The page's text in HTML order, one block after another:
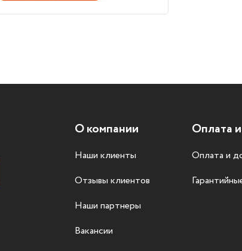
О компании
Наши клиенты
Отзывы клиентов
Наши партнеры
Вакансии
Оплата
Оплата и